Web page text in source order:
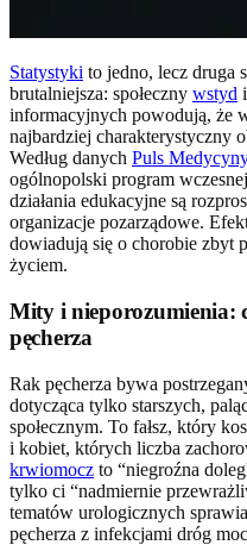
Statystyki to jedno, lecz druga
brutalniejsza: społeczny wstyd
informacyjnych powodują, że
najbardziej charakterystyczny
Według danych Puls
ogólnopolski program
działania edukacyjne są
organizacje pozarządowe.
dowiadują się o chorobie zbyt
życiem.
Mity i nieporozumienia:
pęcherza
Rak pęcherza bywa
dotycząca tylko starszych,
społecznym. To fałsz, który
i kobiet, których liczba
krwiomocz to “niegroźna
tylko ci “nadmiernie
tematów urologicznych
pęcherza z infekcjami dróg